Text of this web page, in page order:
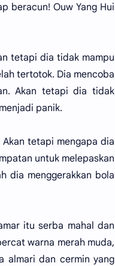
beracun! Ouw Yang Hui
tetapi dia tidak mampu
tertotok. Dia mencoba
Akan tetapi dia tidak
panik.
tetapi mengapa dia
untuk melepaskan
dia menggerakkan bola
itu serba mahal dan
warna merah muda,
almari dan cermin yang